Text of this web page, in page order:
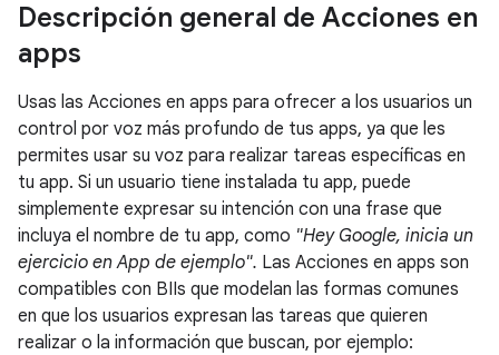
Descripción general de Acciones en
apps
Usas las Acciones en apps para ofrecer a los usuarios un
control por voz más profundo de tus apps, ya que les
permites usar su voz para realizar tareas específicas en
tu app. Si un usuario tiene instalada tu app, puede
simplemente expresar su intención con una frase que
incluya el nombre de tu app, como "Hey Google, inicia un
ejercicio en App de ejemplo". Las Acciones en apps son
compatibles con BIIs que modelan las formas comunes
en que los usuarios expresan las tareas que quieren
realizar o la información que buscan, por ejemplo: